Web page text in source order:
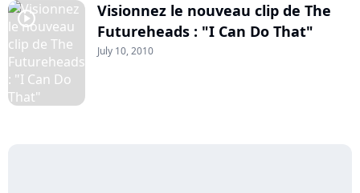
player2
Visionnez le nouveau clip de The
Futureheads : "I Can Do That"
July 10, 2010